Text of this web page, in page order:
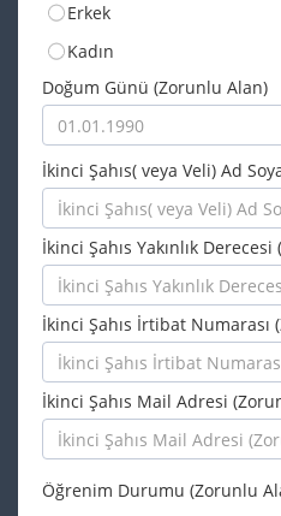
Erkek
Kadın
Doğum Günü (Zorunlu Alan)
İkinci Şahıs( veya Veli) Ad
İkinci Şahıs Yakınlık
İkinci Şahıs İrtibat Numarası
İkinci Şahıs Mail Adresi
Öğrenim Durumu (Zorunlu